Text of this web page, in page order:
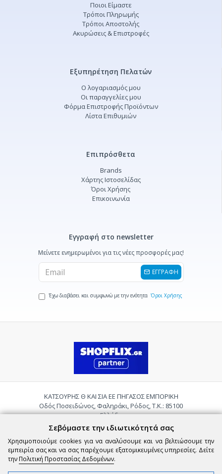
Ποιοι Είμαστε
Τρόποι Πληρωμής
Τρόποι Αποστολής
Ακυρώσεις & Επιστροφές
Εξυπηρέτηση Πελατών
Ο λογαριασμός μου
Οι παραγγελίες μου
Φόρμα Επιστροφής Προϊόντων
Λίστα Επιθυμιών
Επιπρόσθετα
Brands
Χάρτης Ιστοσελίδας
Όροι Χρήσης
Επικοινωνία
Εγγραφή στο newsletter
Μείνετε ενημερωμένοι για τις νέες προσφορές μας!
ΕΓΓΡΑΦΗ
Έχω διαβάσει και συμφωνώ με την ενότητα Όροι Χρήσης
ΚΑΤΣΟΥΡΗΣ Θ ΚΑΙ ΣΙΑ ΕΕ ΠΗΓΑΣΟΣ ΕΜΠΟΡΙΚΗ
Οδός Ποσειδώνος, Φαληράκι, Ρόδος, Τ.Κ.: 85100
Ελλάδα
Τηλ.:2241085059
Email:
pigasosemporiki@gmail.com
Σεβόμαστε την ιδιωτικότητά σας
Χρησιμοποιούμε cookies για να αναλύσουμε και να βελτιώσουμε την
εμπειρία σας και να σας παρέχουμε εξατομικευμένες υπηρεσίες. Δείτε
την Πολιτική Προστασίας Δεδομένων.